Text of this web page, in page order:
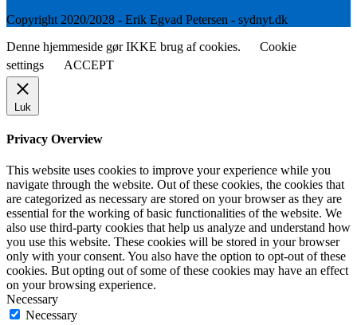
Copyright 2020/2028 - Erik Egvad Petersen - sydnyt.dk
Denne hjemmeside gør IKKE brug af cookies.
Cookie
settings
ACCEPT
Luk
Privacy Overview
This website uses cookies to improve your experience while you
navigate through the website. Out of these cookies, the cookies that
are categorized as necessary are stored on your browser as they are
essential for the working of basic functionalities of the website. We
also use third-party cookies that help us analyze and understand how
you use this website. These cookies will be stored in your browser
only with your consent. You also have the option to opt-out of these
cookies. But opting out of some of these cookies may have an effect
on your browsing experience.
Necessary
Necessary